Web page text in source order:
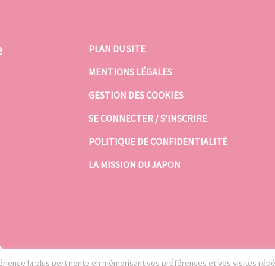
PLAN DU SITE
MENTIONS LÉGALES
GESTION DES COOKIES
SE CONNECTER / S’INSCRIRE
POLITIQUE DE CONFIDENTIALITÉ
LA MISSION DU JAPON
la plus pertinente en mémorisant vos préférences et vos visites